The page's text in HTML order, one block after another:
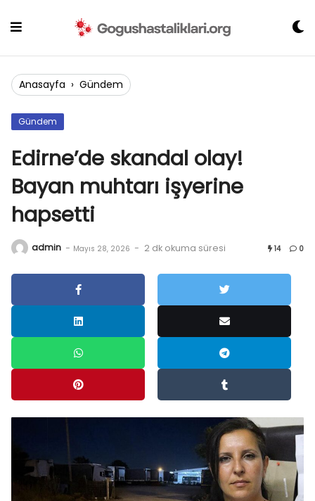
Anasayfa › Gündem
Gündem
Edirne’de skandal olay!
Bayan muhtarı işyerine
hapsetti
admin - Mayıs 28, 2026 - 2 dk okuma süresi 14 0